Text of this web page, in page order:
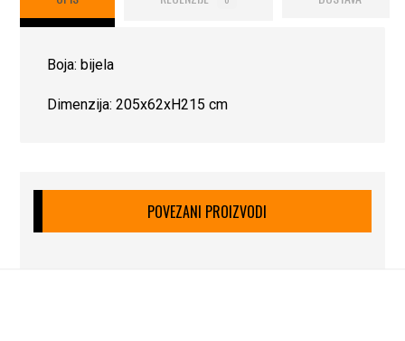
Boja: bijela
Dimenzija: 205x62xH215 cm
POVEZANI PROIZVODI